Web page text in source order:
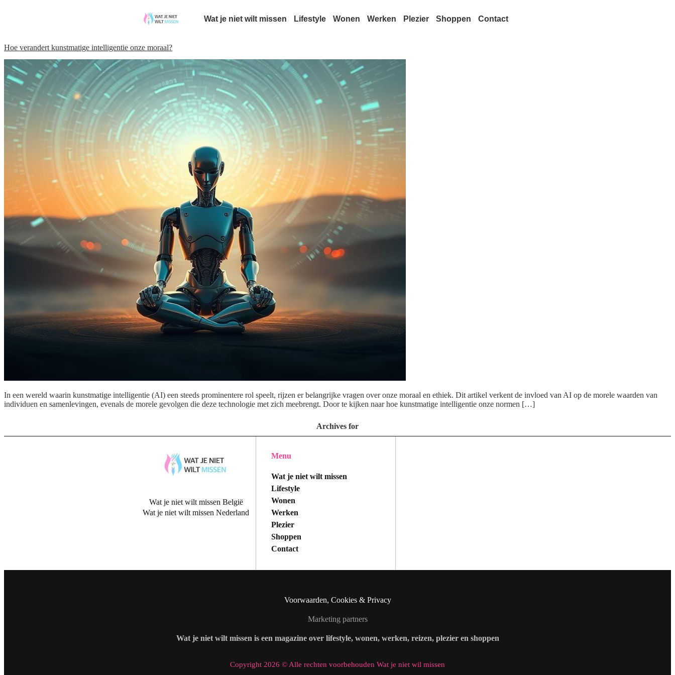
Wat je niet wilt missen Lifestyle Wonen Werken Plezier Shoppen Contact
Hoe verandert kunstmatige intelligentie onze moraal?
In een wereld waarin kunstmatige intelligentie (AI) een steeds prominentere rol speelt, rijzen er belangrijke vragen over onze moraal en ethiek. Dit artikel verkent de invloed van AI op de morele waarden van
individuen en samenlevingen, evenals de morele gevolgen die deze technologie met zich meebrengt. Door te kijken naar hoe kunstmatige intelligentie onze normen […]
Archives for
Wat je niet wilt missen België
Wat je niet wilt missen Nederland
Menu
Wat je niet wilt missen
Lifestyle
Wonen
Werken
Plezier
Shoppen
Contact
Voorwaarden, Cookies & Privacy
Marketing partners
Wat je niet wilt missen is een magazine over lifestyle, wonen, werken, reizen, plezier en shoppen
Copyright 2026 © Alle rechten voorbehouden Wat je niet wil missen